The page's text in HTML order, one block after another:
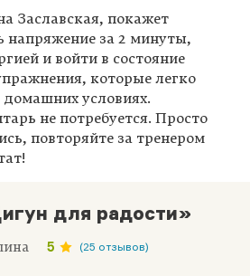
Заславская, покажет
напряжение за 2 минуты,
и войти в состояние
которые легко
условиях.
не потребуется. Просто
повторяйте за тренером
для радости»
5 (25 отзывов)